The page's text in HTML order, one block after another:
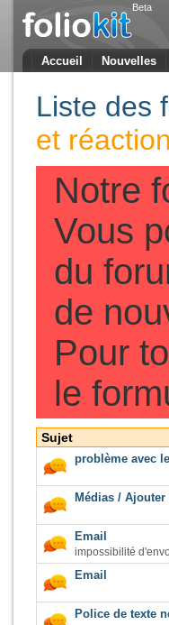
Beta
Accueil Nouvelles
Liste des
et
Notre
Vous
du
de
Pour
le
Sujet
problème avec
Médias /
Email
impossibilité
Email
Police de texte